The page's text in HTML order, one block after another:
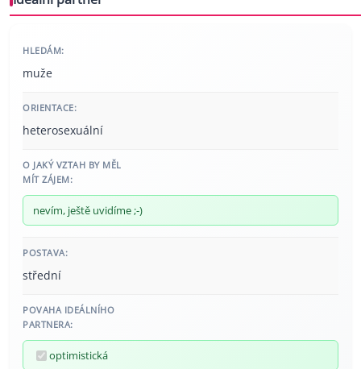
HLEDÁM:
muže
ORIENTACE:
heterosexuální
O JAKÝ VZTAH BY MĚL
MÍT ZÁJEM:
nevím, ještě uvidíme ;-)
POSTAVA:
střední
POVAHA IDEÁLNÍHO
PARTNERA:
optimistická